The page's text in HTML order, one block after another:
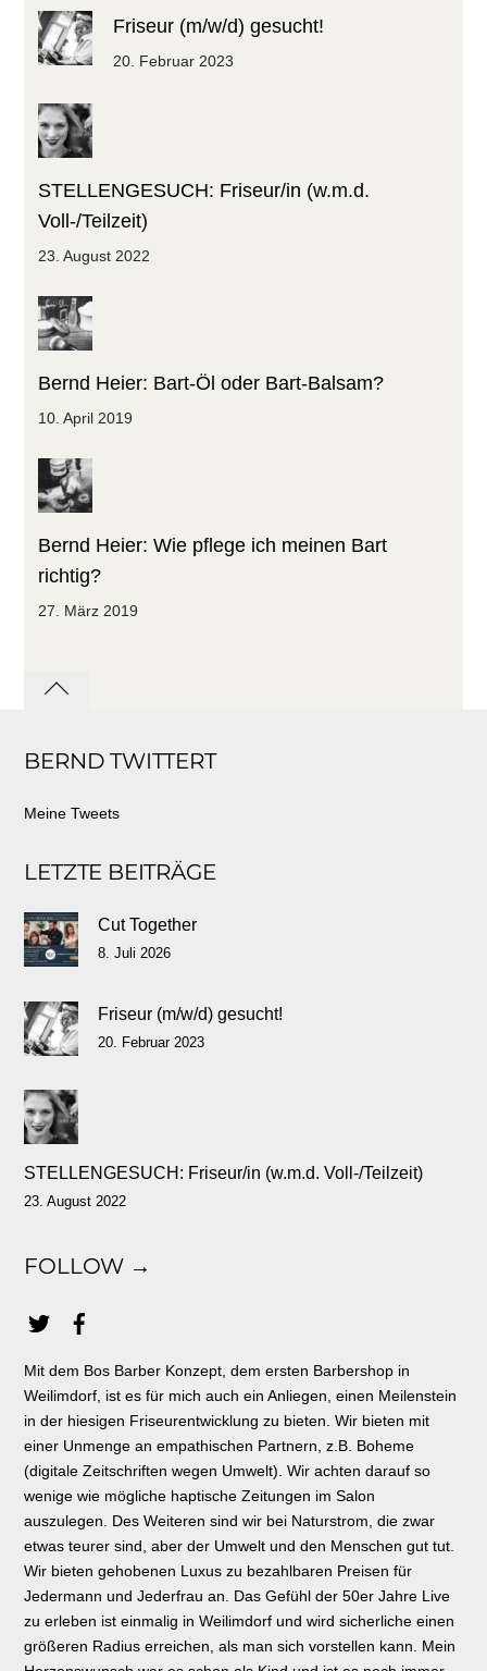
Friseur (m/w/d) gesucht!
20. Februar 2023
STELLENGESUCH: Friseur/in (w.m.d.
Voll-/Teilzeit)
23. August 2022
Bernd Heier: Bart-Öl oder Bart-Balsam?
10. April 2019
Bernd Heier: Wie pflege ich meinen Bart
richtig?
27. März 2019
Back
top
BERND TWITTERT
Meine Tweets
LETZTE BEITRÄGE
Cut Together
8. Juli 2026
Friseur (m/w/d) gesucht!
20. Februar 2023
STELLENGESUCH: Friseur/in (w.m.d. Voll-/Teilzeit)
23. August 2022
FOLLOW →
Mit dem Bos Barber Konzept, dem ersten Barbershop in
Weilimdorf, ist es für mich auch ein Anliegen, einen Meilenstein
in der hiesigen Friseurentwicklung zu bieten. Wir bieten mit
einer Unmenge an empathischen Partnern, z.B. Boheme
(digitale Zeitschriften wegen Umwelt). Wir achten darauf so
wenige wie mögliche haptische Zeitungen im Salon
auszulegen. Des Weiteren sind wir bei Naturstrom, die zwar
etwas teurer sind, aber der Umwelt und den Menschen gut tut.
Wir bieten gehobenen Luxus zu bezahlbaren Preisen für
Jedermann und Jederfrau an. Das Gefühl der 50er Jahre Live
zu erleben ist einmalig in Weilimdorf und wird sicherliche einen
größeren Radius erreichen, als man sich vorstellen kann. Mein